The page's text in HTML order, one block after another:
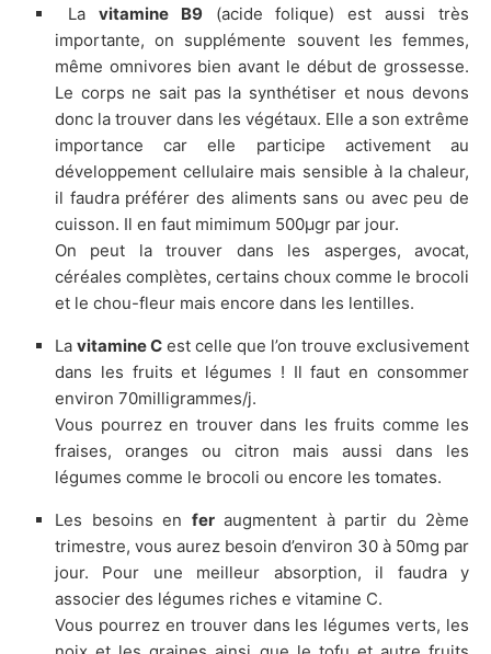
La vitamine B9(acide folique) est aussi très
importante, on supplémente souvent les femmes,
même omnivores bien avant le début de grossesse.
Le corps ne sait pas la synthétiser et nous devons
donc la trouver dans les végétaux. Elle a son extrême
importance car elle participe activement au
développement cellulaire mais sensible à la chaleur,
il faudra préférer des aliments sans ou avec peu de
cuisson. Il en faut mimimum 500µgr par jour.
On peut la trouver dans les asperges, avocat,
céréales complètes, certains choux comme le brocoli
et le chou-fleur mais encore dans les lentilles.
La vitamine C est celle que l’on trouve exclusivement
dans les fruits et légumes ! Il faut en consommer
environ 70milligrammes/j.
Vous pourrez en trouver dans les fruits comme les
fraises, oranges ou citron mais aussi dans les
légumes comme le brocoli ou encore les tomates.
Les besoins en feraugmentent à partir du 2ème
trimestre, vous aurez besoin d’environ 30 à 50mg par
jour. Pour une meilleur absorption, il faudra y
associer des légumes riches e vitamine C.
Vous pourrez en trouver dans les légumes verts, les